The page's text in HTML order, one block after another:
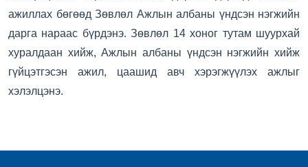
ажиллах бөгөөд Зөвлөл Ажлын албаны үндсэн нэгжийн
дарга нараас бүрдэнэ. Зөвлөл 14 хоног тутам шуурхай
хуралдаан хийж, Ажлын албаны үндсэн нэгжийн хийж
гүйцэтгэсэн ажил, цаашид авч хэрэгжүүлэх ажлыг
хэлэлцэнэ.